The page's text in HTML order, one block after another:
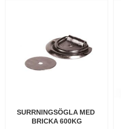
SURRNINGSÖGLA MED
BRICKA 600KG